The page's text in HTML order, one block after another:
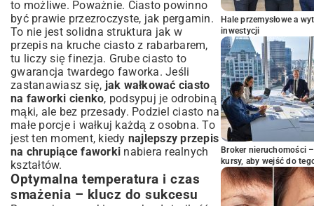
to możliwe. Poważnie. Ciasto powinno
być prawie przezroczyste, jak pergamin.
To nie jest solidna struktura jak w
przepis na kruche ciasto z rabarbarem,
tu liczy się finezja. Grube ciasto to
gwarancja twardego faworka. Jeśli
zastanawiasz się, jak wałkować ciasto
na faworki cienko, podsypuj je odrobiną
mąki, ale bez przesady. Podziel ciasto na
małe porcje i wałkuj każdą z osobna. To
jest ten moment, kiedy najlepszy przepis
na chrupiące faworki nabiera realnych
kształtów.
Optymalna temperatura i czas
smażenia – klucz do sukcesu
Hale przemysłowe a
inwestycji
Broker nieruchomości
kursy, aby wejść do